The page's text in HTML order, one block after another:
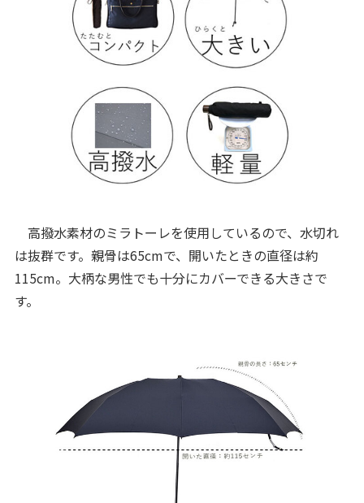
高撥水素材のミラトーレを使用しているので、水切れ
は抜群です。親骨は65cmで、開いたときの直径は約
115cm。大柄な男性でも十分にカバーできる大きさで
す。